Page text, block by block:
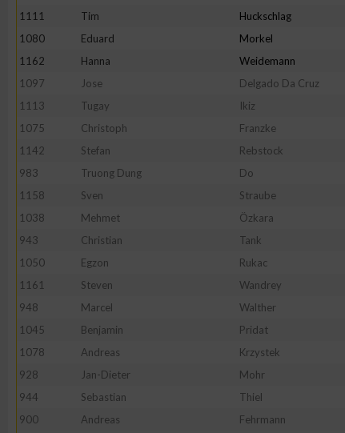
1111
Tim Huckschlag
1080
Eduard Morkel
1162
Hanna Weidemann
1097
Jose Delgado Da Cruz
1113
Tugay Ikiz
1075
Christoph Franzke
1142
Stefan Rebstock
983
Truong Dung Do
1158
Sven Straube
1038
Mehmet Özkara
943
Christian Tank
1050
Egzon Rukac
1161
Steven Wandrey
948
Marcel Walther
1045
Benjamin Pridat
1078
Andreas Krzystek
928
Jan-Dieter Mohr
944
Sebastian Thiel
900
Andreas Fehrmann